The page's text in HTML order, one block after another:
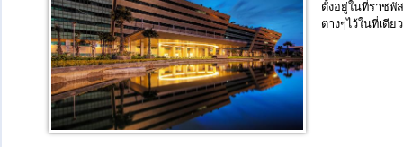
ตั้งอยู่ในที่ราชพั
ต่างๆไว้ในที่เดี